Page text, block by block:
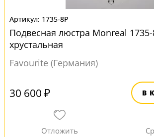
1735-8P
Подвесная люстра Monreal 1735-
хрустальная
Favourite (Германия)
30 600 ₽ В